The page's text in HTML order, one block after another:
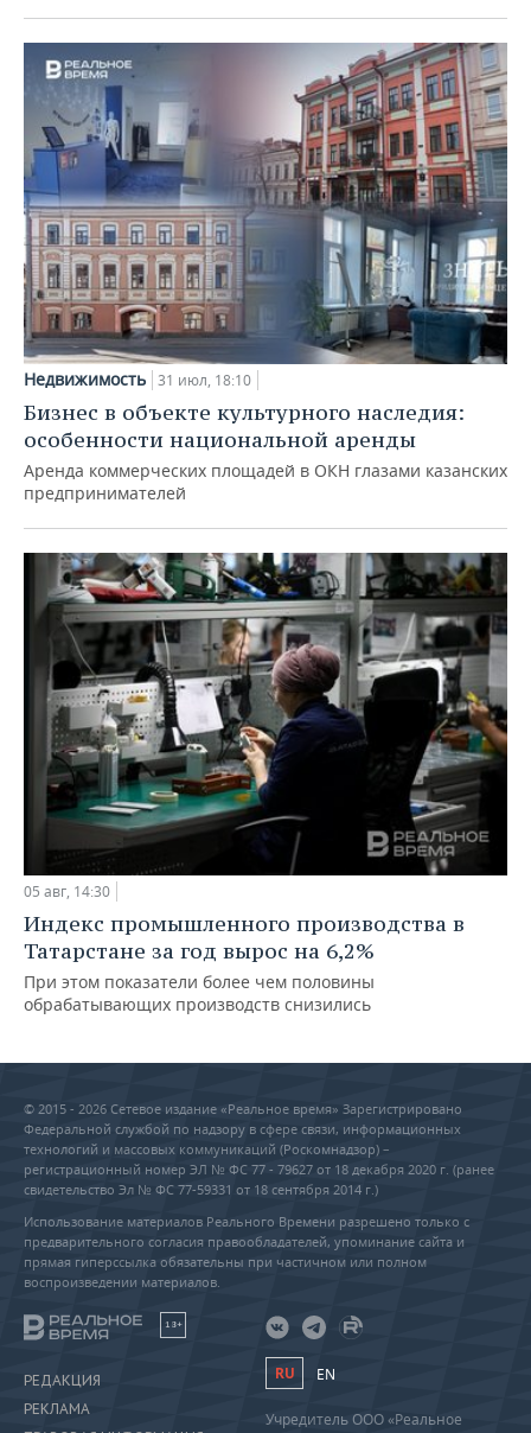
Недвижимость 31 июл, 18:10
Бизнес в объекте культурного наследия:
особенности национальной аренды
Аренда коммерческих площадей в ОКН глазами казанских
предпринимателей
05 авг, 14:30
Индекс промышленного производства в
Татарстане за год вырос на 6,2%
При этом показатели более чем половины
обрабатывающих производств снизились
© 2015 - 2026 Сетевое издание «Реальное время» Зарегистрировано
Федеральной службой по надзору в сфере связи, информационных
технологий и массовых коммуникаций (Роскомнадзор) –
регистрационный номер ЭЛ № ФС 77 - 79627 от 18 декабря 2020 г. (ранее
свидетельство Эл № ФС 77-59331 от 18 сентября 2014 г.)
Использование материалов Реального Времени разрешено только с
предварительного согласия правообладателей, упоминание сайта и
прямая гиперссылка обязательны при частичном или полном
воспроизведении материалов.
18+
РЕДАКЦИЯ
РЕКЛАМА
RU EN
Учредитель ООО «Реальное